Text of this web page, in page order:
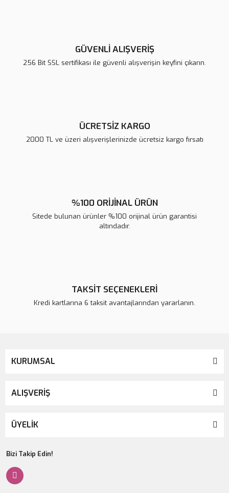
Ürün açıklamasında eksik bilgiler bulunuyor.
GÜVENLİ ALIŞVERİŞ
256 Bit SSL sertifikası ile güvenli alışverişin keyfini çıkarın.
ÜCRETSİZ KARGO
2000 TL ve üzeri alışverişlerinizde ücretsiz kargo fırsatı
%100 ORİJİNAL ÜRÜN
Sitede bulunan ürünler %100 orijinal ürün garantisi
altındadır.
TAKSİT SEÇENEKLERİ
Kredi kartlarına 6 taksit avantajlarından yararlanın.
KURUMSAL
ALIŞVERİŞ
ÜYELİK
Bizi Takip Edin!